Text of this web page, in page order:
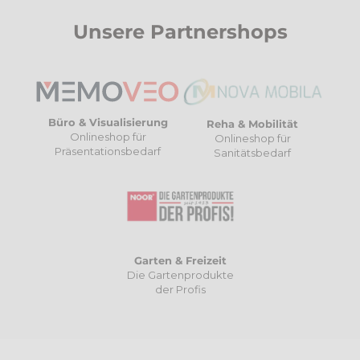
Unsere Partnershops
Büro & Visualisierung
Onlineshop für
Präsentationsbedarf
Reha & Mobilität
Onlineshop für
Sanitätsbedarf
Garten & Freizeit
Die Gartenprodukte
der Profis